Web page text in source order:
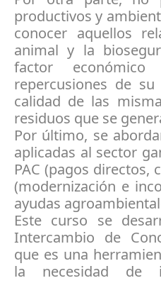
productivos y
conocer aquellos
animal y la
factor
repercusiones de
calidad de las
residuos que se
Por último, se
aplicadas al sector
PAC (pagos directos,
(modernización e
ayudas
Este curso se
Intercambio de
que es una
la necesidad de